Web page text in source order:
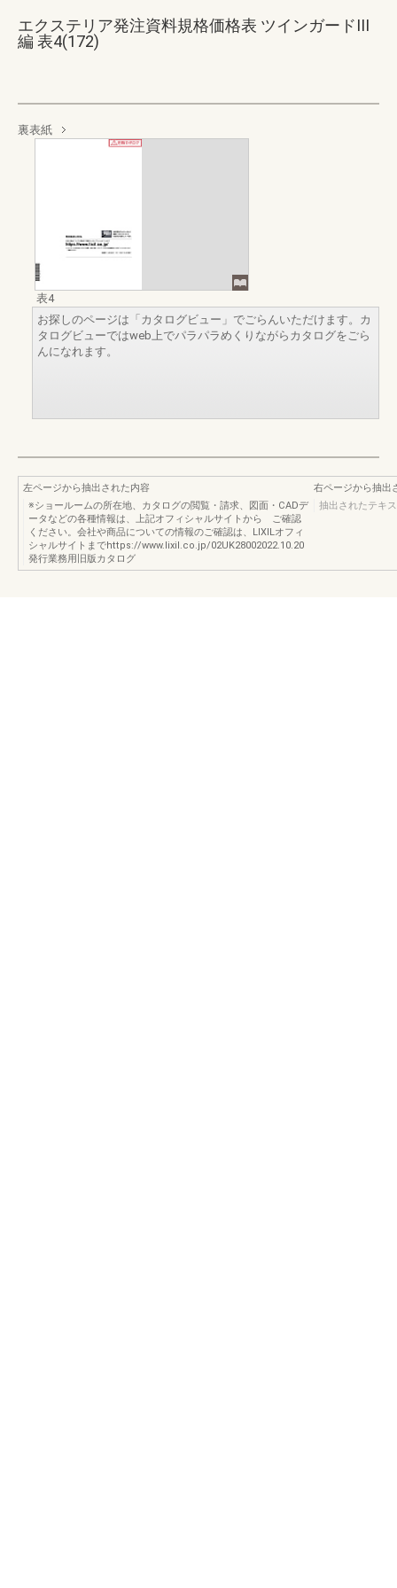
エクステリア発注資料規格価格表 ツインガードIII
編 表4(172)
裏表紙
表4
お探しのページは「カタログビュー」でごらんいただけます。カ
タログビューではweb上でパラパラめくりながらカタログをごら
んになれます。
左ページから抽出された内容
※ショールームの所在地、カタログの閲覧・請求、図面・CADデ
ータなどの各種情報は、上記オフィシャルサイトから ご確認
ください。会社や商品についての情報のご確認は、LIXILオフィ
シャルサイトまでhttps://www.lixil.co.jp/02UK28002022.10.20
発行業務用旧版カタログ
右ページから抽出
抽出されたテキ